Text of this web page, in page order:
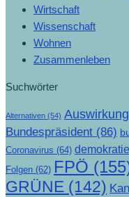
Wirtschaft
Wissenschaft
Wohnen
Zusammenleben
Suchwörter
Alternativen (54)
Bundespräsident (86)
Coronavirus (64) demokratie
Folgen (62) FPÖ
GRÜNE (142)